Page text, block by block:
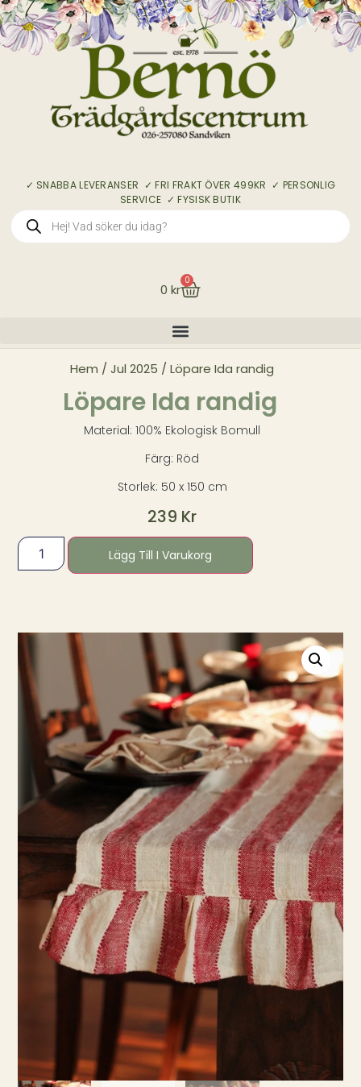
✓ SNABBA LEVERANSER ✓ FRI FRAKT ÖVER 499KR ✓ PERSONLIG
SERVICE ✓ FYSISK BUTIK
0 kr
0
Hem /Jul 2025 / Löpare Ida randig
Löpare Ida randig
Material: 100% Ekologisk Bomull
Färg: Röd
Storlek: 50 x 150 cm
239 Kr
Lägg Till I Varukorg